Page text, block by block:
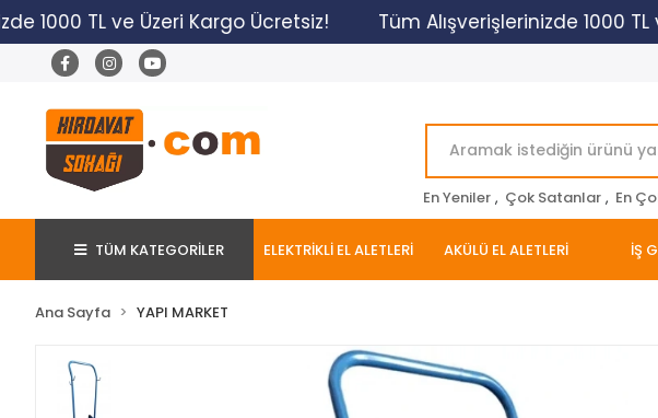
1000 TL ve Üzeri Kargo Ücretsiz! Tüm Alışverişlerinizde 1000 TL
En Yeniler , Çok Satanlar , En
TÜM KATEGORİLER ELEKTRİKLİ EL ALETLERİ AKÜLÜ EL ALETLERİ İŞ
Ana Sayfa YAPI MARKET